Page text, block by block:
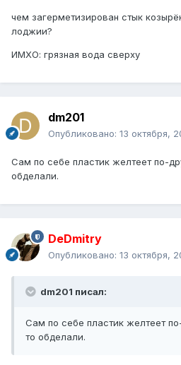
чем загерметизирован стык
лоджии?
ИМХО: грязная вода сверху
dm201
Опубликовано: 13 октября,
Сам по себе пластик желтеет по-
обделали.
DeDmitry
Опубликовано: 13 октября,
dm201 писал:
Сам по себе пластик желтеет
то обделали.